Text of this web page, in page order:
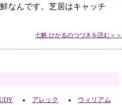
なんです。芝居はキャッチ
七帆 ひかるのつづきを読む＞＞
アレック
ウィリアム